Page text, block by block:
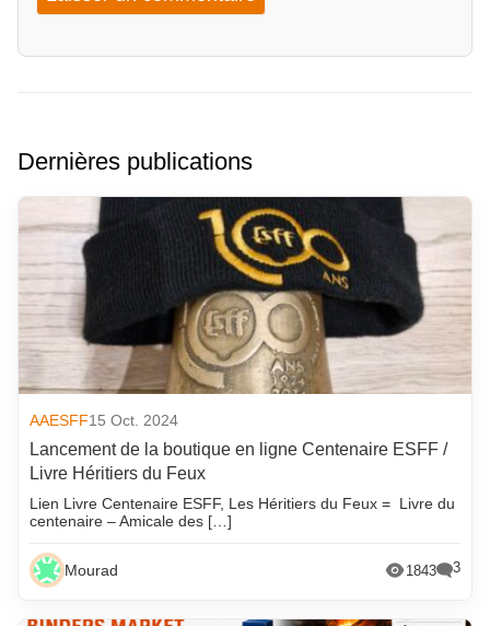
Dernières publications
AAESFF15 Oct. 2024
Lancement de la boutique en ligne Centenaire ESFF /
Livre Héritiers du Feux
Lien Livre Centenaire ESFF, Les Héritiers du Feux = Livre du
centenaire – Amicale des […]
Mourad 1843 3